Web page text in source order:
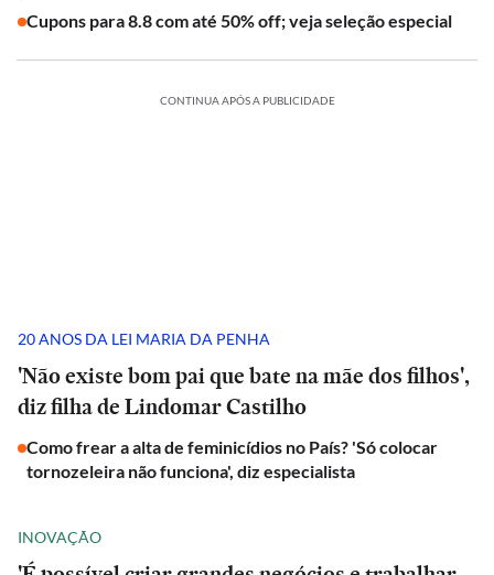
Cupons para 8.8 com até 50% off; veja seleção especial
CONTINUA APÓS A PUBLICIDADE
20 ANOS DA LEI MARIA DA PENHA
'Não existe bom pai que bate na mãe dos filhos',
diz filha de Lindomar Castilho
Como frear a alta de feminicídios no País? 'Só colocar
tornozeleira não funciona', diz especialista
INOVAÇÃO